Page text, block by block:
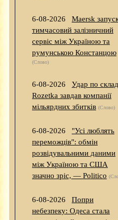
6-08-2026
Maersk
тимчасовий залізничний
сервіс між Україною та
румунською Констанцою
(Слово)
6-08-2026
Удар по
Rozetka завдав компанії
мільярдних збитків (Слово)
6-08-2026
"Усі люблять
переможців": обмін
розвідувальними даними
між Україною та США
значно зріс, — Politico
6-08-2026
Попри
небезпеку: Одеса стала